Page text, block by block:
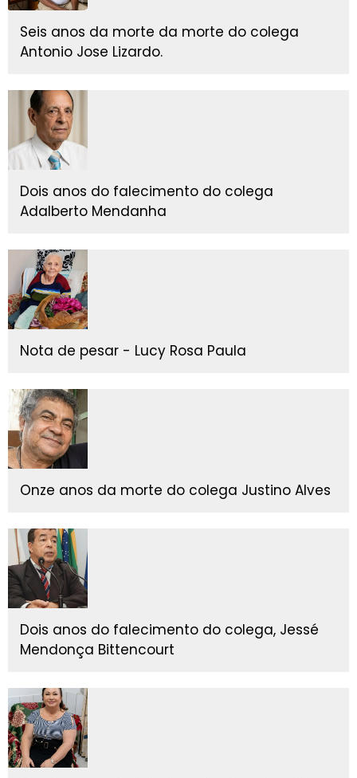
Seis anos da morte da morte do colega
Antonio Jose Lizardo.
Dois anos do falecimento do colega
Adalberto Mendanha
Nota de pesar - Lucy Rosa Paula
Onze anos da morte do colega Justino Alves
Dois anos do falecimento do colega, Jessé
Mendonça Bittencourt